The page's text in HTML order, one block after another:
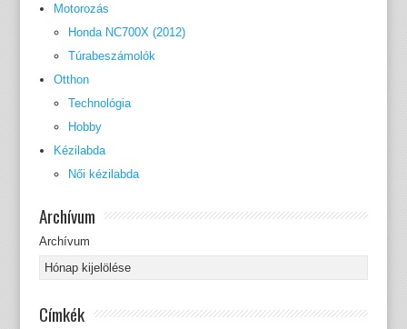
Motorozás
Honda NC700X (2012)
Túrabeszámolók
Otthon
Technológia
Hobby
Kézilabda
Női kézilabda
Archívum
Archívum
Címkék